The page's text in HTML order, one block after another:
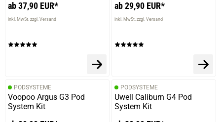
ab 37,90 EUR*
inkl. MwSt. zzgl. Versand
ab 29,90 EUR*
inkl. MwSt. zzgl. Versand
PODSYSTEME
Voopoo Argus G3 Pod
System Kit
PODSYSTEME
Uwell Caliburn G4 Pod
System Kit